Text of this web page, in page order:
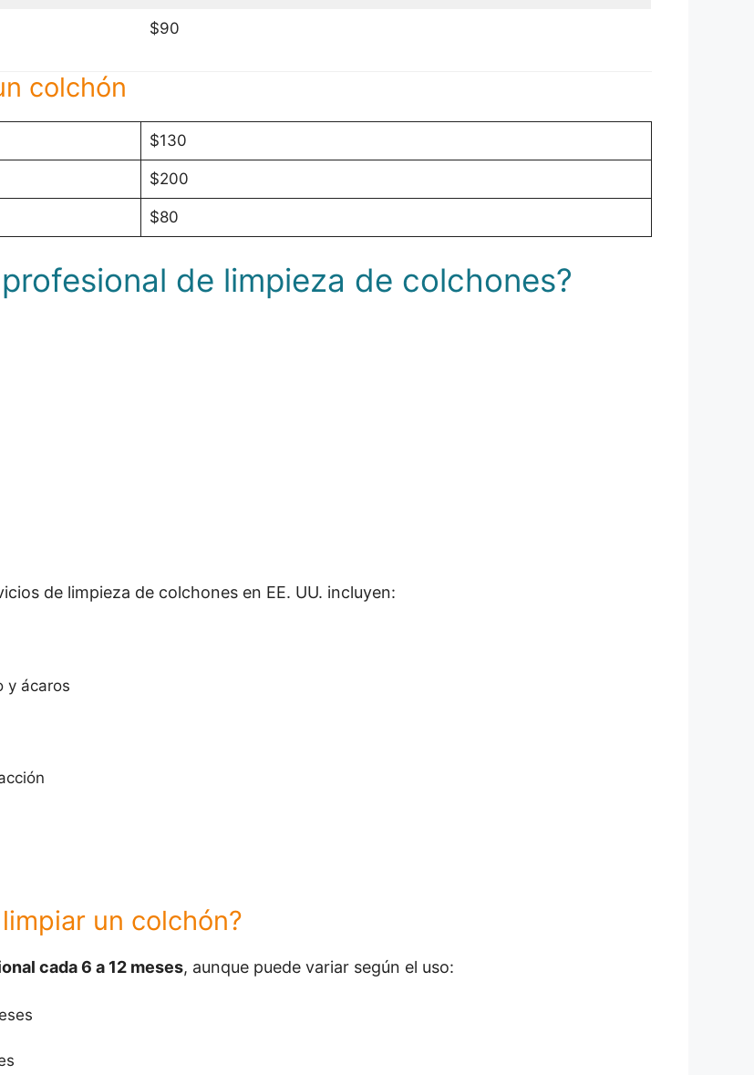
$90
colchón
$130
$200
$80
de limpieza de colchones?
de limpieza de colchones en EE. UU. incluyen:
y ácaros
un colchón?
cada 6 a 12 meses, aunque puede variar según el uso: